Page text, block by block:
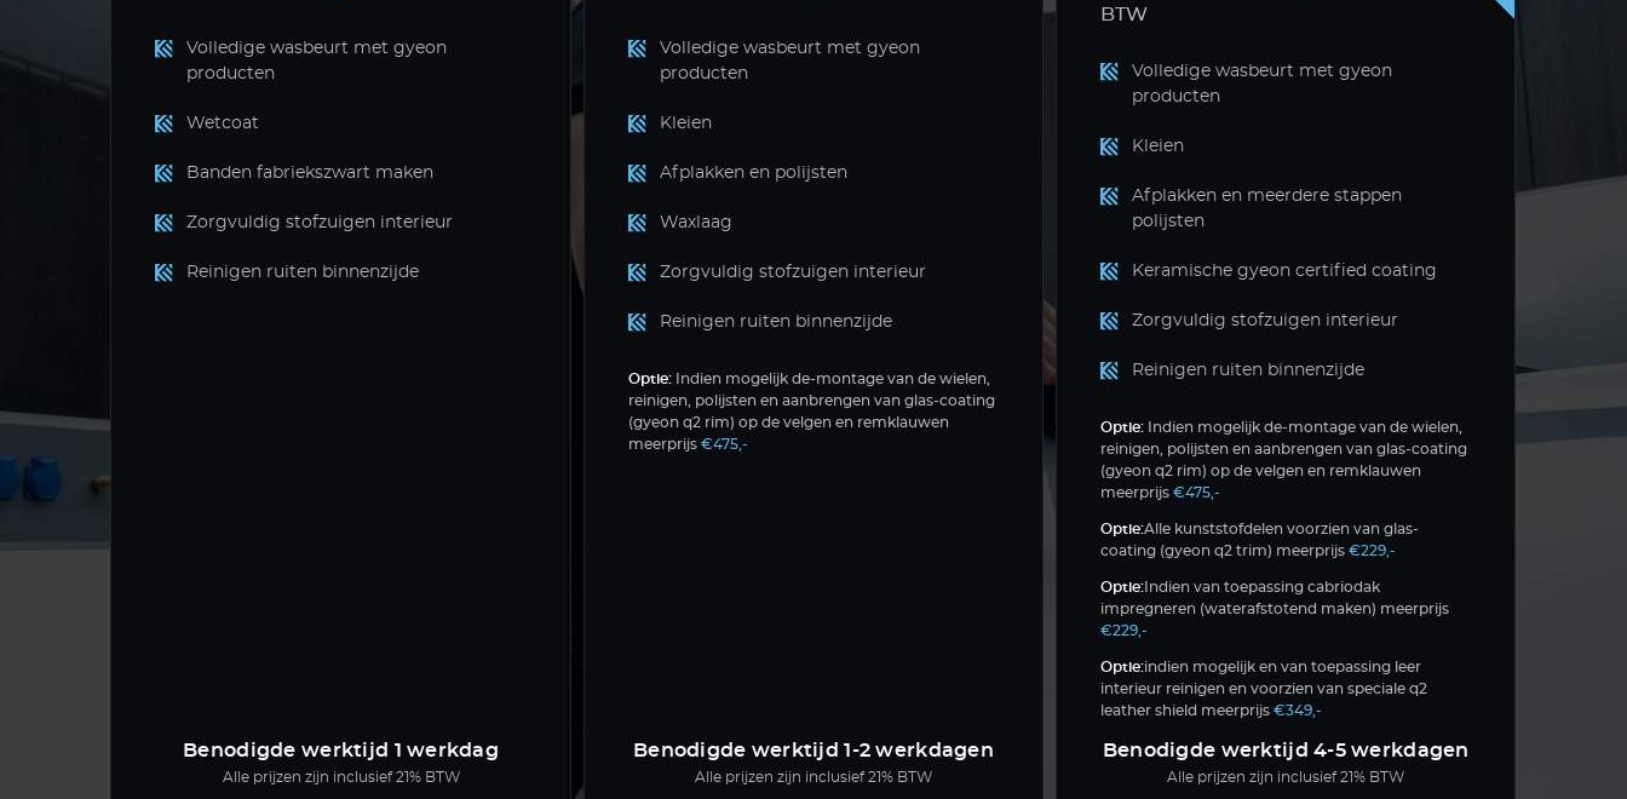
Volledige wasbeurt met gyeon
producten
Wetcoat
Banden fabriekszwart maken
Zorgvuldig stofzuigen interieur
Reinigen ruiten binnenzijde
Benodigde werktijd 1 werkdag
Alle prijzen zijn inclusief 21% BTW
Volledige wasbeurt met gyeon
producten
Kleien
Afplakken en polijsten
Waxlaag
Zorgvuldig stofzuigen interieur
Reinigen ruiten binnenzijde
Optie:Indien mogelijk de-montage van de wielen,
reinigen, polijsten en aanbrengen van glas-coating
(gyeon q2 rim) op de velgen en remklauwen
meerprijs €475,-
Benodigde werktijd 1-2 werkdagen
Alle prijzen zijn inclusief 21% BTW
BTW
Volledige wasbeurt met gyeon
producten
Kleien
Afplakken en meerdere stappen
polijsten
Keramische gyeon certified coating
Zorgvuldig stofzuigen interieur
Reinigen ruiten binnenzijde
Optie: Indien mogelijk de-montage van de wielen,
reinigen, polijsten en aanbrengen van glas-coating
(gyeon q2 rim) op de velgen en remklauwen
meerprijs€475,-
Optie:Alle kunststofdelen voorzien van glas-
coating (gyeon q2 trim) meerprijs€229,-
Optie: Indien van toepassing cabriodak
impregneren (waterafstotend maken) meerprijs
€229,-
Optie:indien mogelijk en van toepassing leer
interieur reinigen en voorzien van speciale q2
leather shield meerprijs€349,-
Benodigde werktijd 4-5 werkdagen
Alle prijzen zijn inclusief 21% BTW